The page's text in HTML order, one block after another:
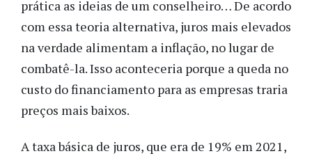
prática as ideias de um conselheiro… De acordo
com essa teoria alternativa, juros mais elevados
na verdade alimentam a inflação, no lugar de
combatê-la. Isso aconteceria porque a queda no
custo do financiamento para as empresas traria
preços mais baixos.
A taxa básica de juros, que era de 19% em 2021,